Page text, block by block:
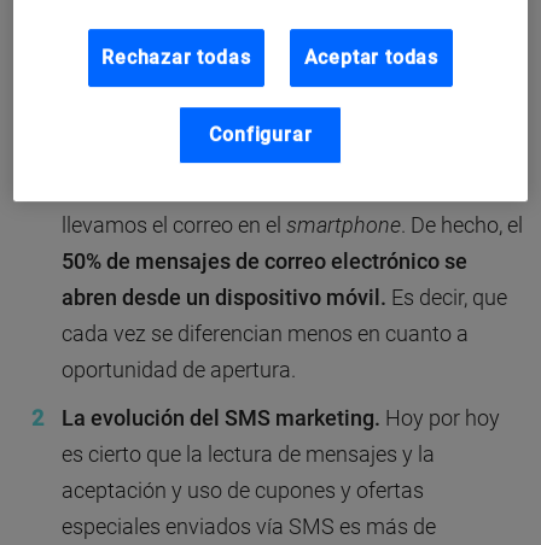
La movilización del correo.Hasta hace unos
email
llevamos el correo en el smartphone. De hecho, el
50% de mensajes de correo electrónico se
abren desde un dispositivo móvil. Es decir, que
cada vez se diferencian menos en cuanto a
oportunidad de apertura.
La evolución del SMS marketing. Hoy por hoy
es cierto que la lectura de mensajes y la
aceptación y uso de cupones y ofertas
especiales enviados vía SMS es más de
Rechazar todas Aceptar todas
Configurar